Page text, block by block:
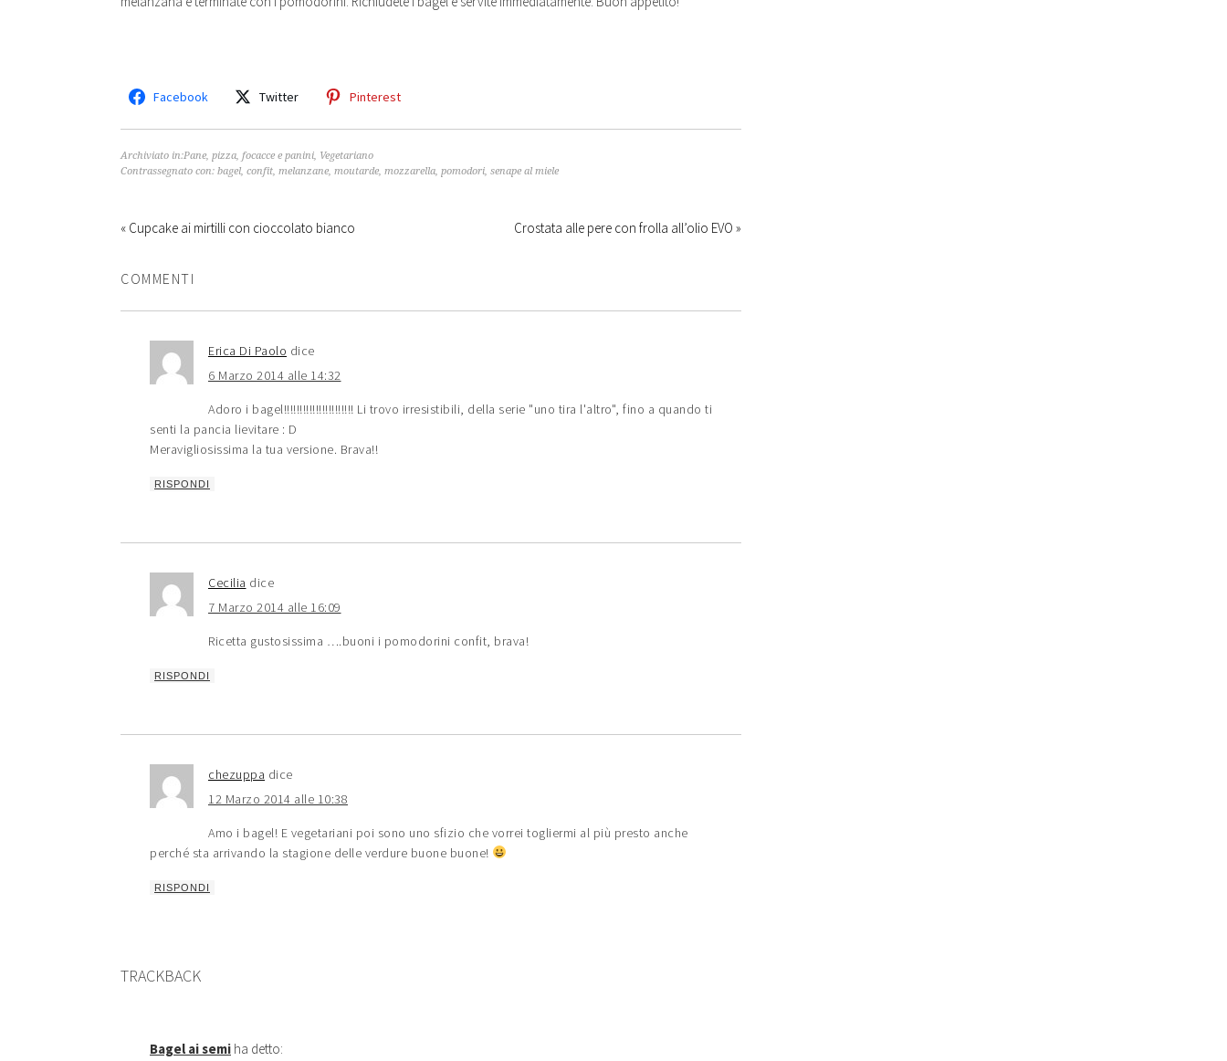
Facebook Twitter Pinterest
Archiviato in:Pane, pizza, focacce e panini, Vegetariano
Contrassegnato con: bagel, confit, melanzane, moutarde, mozzarella, pomodori, senape al miele
« Cupcake ai mirtilli con cioccolato bianco Crostata alle pere con frolla all’olio EVO »
COMMENTI
Erica Di Paolo dice
6 Marzo 2014 alle 14:32
Adoro i bagel!!!!!!!!!!!!!!!!!!!!!! Li trovo irresistibili, della serie "uno tira l'altro", fino a quando ti
senti la pancia lievitare : D
Meravigliosissima la tua versione. Brava!!
RISPONDI
Cecilia dice
7 Marzo 2014 alle 16:09
Ricetta gustosissima ….buoni i pomodorini confit, brava!
RISPONDI
chezuppa dice
12 Marzo 2014 alle 10:38
Amo i bagel! E vegetariani poi sono uno sfizio che vorrei togliermi al più presto anche
perché sta arrivando la stagione delle verdure buone buone!
RISPONDI
TRACKBACK
Bagel ai semi ha detto: